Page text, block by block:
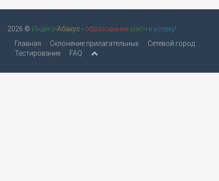
2026 © Индиго-Абакус - образование ключ к успеху!
Главная
Склонение прилагательных
Сетевой город
Тестирование
FAQ